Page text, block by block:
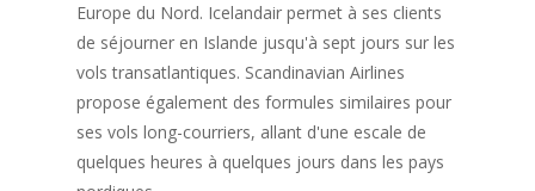
Europe du Nord. Icelandair permet à ses clients
de séjourner en Islande jusqu'à sept jours sur les
vols transatlantiques. Scandinavian Airlines
propose également des formules similaires pour
ses vols long-courriers, allant d'une escale de
quelques heures à quelques jours dans les pays